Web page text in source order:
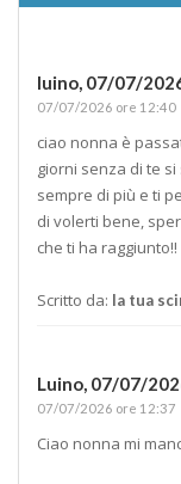
luino, 07/07/
07/07/2026 ore 12:40
ciao nonna è
giorni senza di te
sempre di più e ti
di volerti bene,
che ti ha raggiunto!!
Scritto da: la tua
Luino, 07/07/
07/07/2026 ore 12:37
Ciao nonna mi